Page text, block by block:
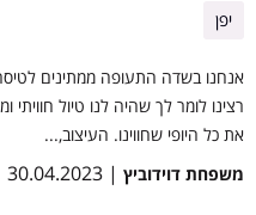
יפן
אנחנו בשדה התעופה ממתינים
רצינו לומר לך שהיה לנו טיול
את כל היופי שחווינו. העיצוב,...
משפחת דוידוביץ | 30.04.2023